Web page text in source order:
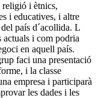
religió i ètnics,
i educatives, i altre
país d´acollida. L
actuals i com podria
en aquell país.
faci una presentació
i la classe
empresa i participarà
les dades i les